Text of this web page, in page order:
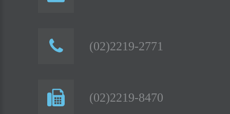
(02)2219-2771
(02)2219-8470